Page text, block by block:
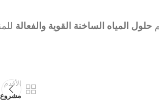
حلول المياه الساخنة القوية والفعالة
الأقدم
مشروع فندق 4 نجوم |